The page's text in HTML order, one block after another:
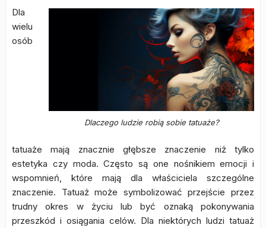
Dlaczego ludzie robią sobie tatuaże?
Dla
wielu
osób
tatuaże mają znacznie głębsze znaczenie niż tylko
estetyka czy moda. Często są one nośnikiem emocji i
wspomnień, które mają dla właściciela szczególne
znaczenie. Tatuaż może symbolizować przejście przez
trudny okres w życiu lub być oznaką pokonywania
przeszkód i osiągania celów. Dla niektórych ludzi tatuaż